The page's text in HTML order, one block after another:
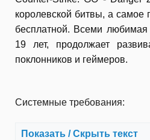
королевской битвы, а самое
бесплатной. Всеми
19 лет, продолжает
поклонников и геймеров.
Системные требования:
Показать / Скрыть текст